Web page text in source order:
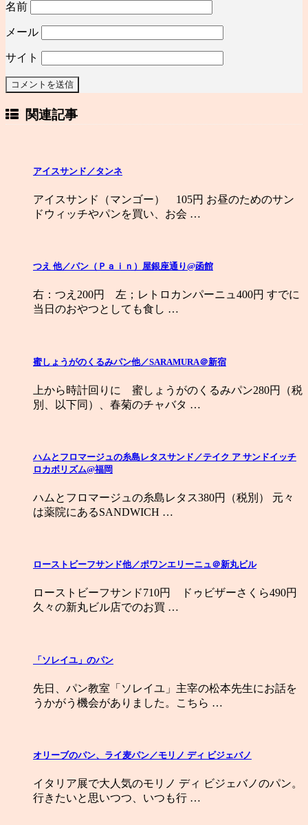
名前
メール
サイト
関連記事
アイスサンド／タンネ
アイスサンド（マンゴー） 105円 お昼のためのサン
ドウィッチやパンを買い、お会 …
つえ 他／パン（Ｐａｉｎ）屋銀座通り@函館
右：つえ200円 左；レトロカンパーニュ400円 すでに
当日のおやつとしても食し …
蜜しょうがのくるみパン他／SARAMURA＠新宿
上から時計回りに 蜜しょうがのくるみパン280円（税
別、以下同）、春菊のチャバタ …
ハムとフロマージュの糸島レタスサンド／テイク ア サンドイッチ
ロカボリズム@福岡
ハムとフロマージュの糸島レタス380円（税別） 元々
は薬院にあるSANDWICH …
ローストビーフサンド他／ポワンエリーニュ＠新丸ビル
ローストビーフサンド710円 ドゥビザーさくら490円
久々の新丸ビル店でのお買 …
「ソレイユ」のパン
先日、パン教室「ソレイユ」主宰の松本先生にお話を
うかがう機会がありました。こちら …
オリーブのパン、ライ麦パン／モリノ ディ ビジェバノ
イタリア展で大人気のモリノ ディ ビジェバノのパン。
行きたいと思いつつ、いつも行 …